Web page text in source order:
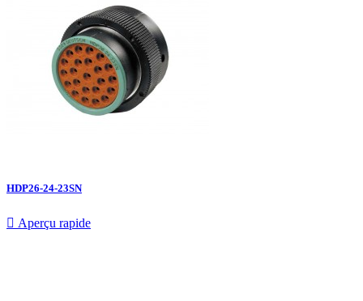
HDP26-24-23SN
 Aperçu rapide